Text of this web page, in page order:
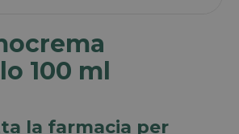
100 ml
la farmacia per